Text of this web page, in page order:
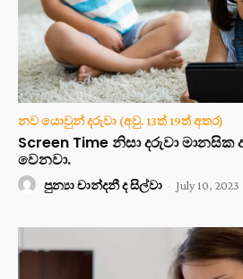
නව යොවුන් දරුවා (අවු. 13ත් 19ත් අතර)
Screen Time නිසා දරුවා
වෙනවා.
පුන්‍යා චාන්දනී ද සිල්වා - July 10, 2023